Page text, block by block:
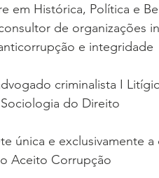
em Histórica, Política e
de organizações
e integridade
criminalista I
do Direito
única e exclusivamente
Aceito Corrupção